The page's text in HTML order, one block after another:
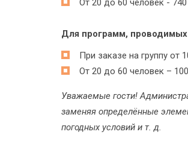
От 20 до 60 человек - 740
Для программ, проводимых
При заказе на группу от
От 20 до 60 человек –
Уважаемые гости!
заменяя определённые
погодных условий и т. д.